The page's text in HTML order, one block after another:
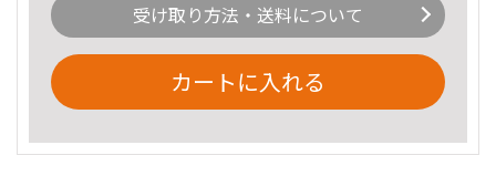
受け取り方法・送料について
カートに入れる